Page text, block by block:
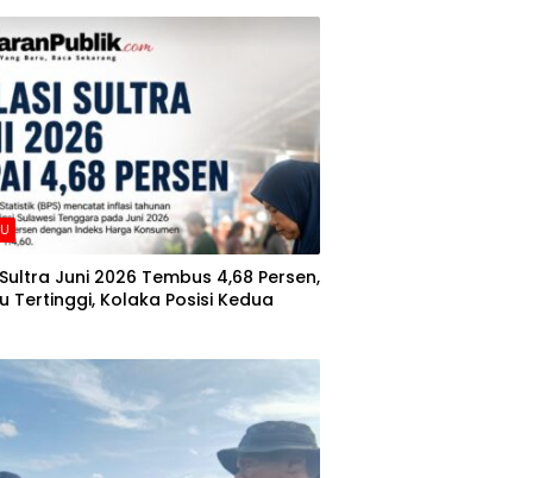
Juni 2026 Tembus 4,68 Persen,
Tertinggi, Kolaka Posisi Kedua